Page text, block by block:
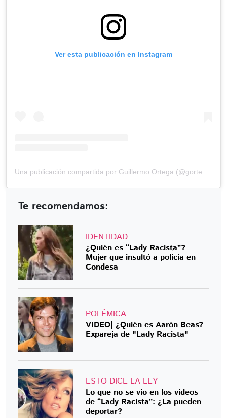
Ver esta publicación en Instagram
Te recomendamos:
IDENTIDAD
¿Quién es “Lady Racista”?
Mujer que insultó a policía en
Condesa
POLÉMICA
VIDEO| ¿Quién es Aarón Beas?
Expareja de "Lady Racista"
ESTO DICE LA LEY
Lo que no se vio en los videos
de “Lady Racista”: ¿La pueden
deportar?